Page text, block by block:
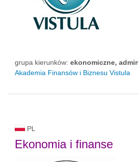
grupa kierunków: ekonomiczne,
Akademia Finansów i Biznesu Vistula
PL
Ekonomia i finanse